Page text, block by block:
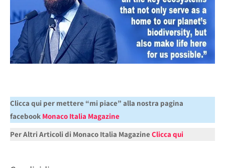
Clicca qui per mettere “mi piace” alla nostra pagina
facebook Monaco Italia Magazine
Per Altri Articoli di Monaco Italia Magazine Clicca qui